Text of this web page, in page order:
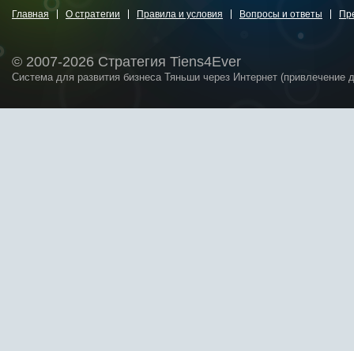
Главная О стратегии Правила и условия Вопросы и ответы
© 2007-2026 Стратегия Tiens4Ever
Система для развития бизнеса Тяньши через Интернет (привлечение